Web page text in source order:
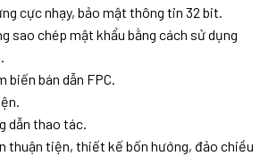
cực nhạy, bảo mật thông tin 32 bit.
sao chép mật khẩu bằng cách sử dụng
biến bán dẫn FPC.
dẫn thao tác.
thuận tiện, thiết kế bốn hướng, đảo chiều